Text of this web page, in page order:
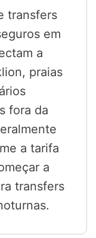
transfers
em
a
praias
fora da
a tarifa
a
transfers